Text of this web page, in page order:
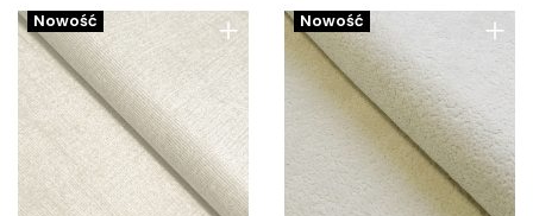
+
Nowość +
Nowość